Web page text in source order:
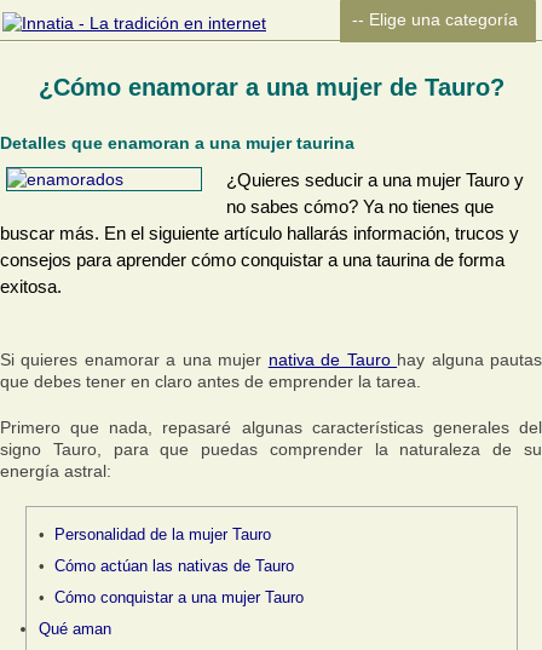
¿Cómo enamorar a una mujer de Tauro?
Detalles que enamoran a una mujer taurina
¿Quieres seducir a una mujer Tauro y
no sabes cómo? Ya no tienes que
buscar más. En el siguiente artículo hallarás información, trucos y
consejos para aprender cómo conquistar a una taurina de forma
exitosa.
Si quieres enamorar a una mujer nativa de Tauro hay alguna pautas
que debes tener en claro antes de emprender la tarea.
Primero que nada, repasaré algunas características generales del
signo Tauro, para que puedas comprender la naturaleza de su
energía astral:
Personalidad de la mujer Tauro
Cómo actúan las nativas de Tauro
Cómo conquistar a una mujer Tauro
Qué aman